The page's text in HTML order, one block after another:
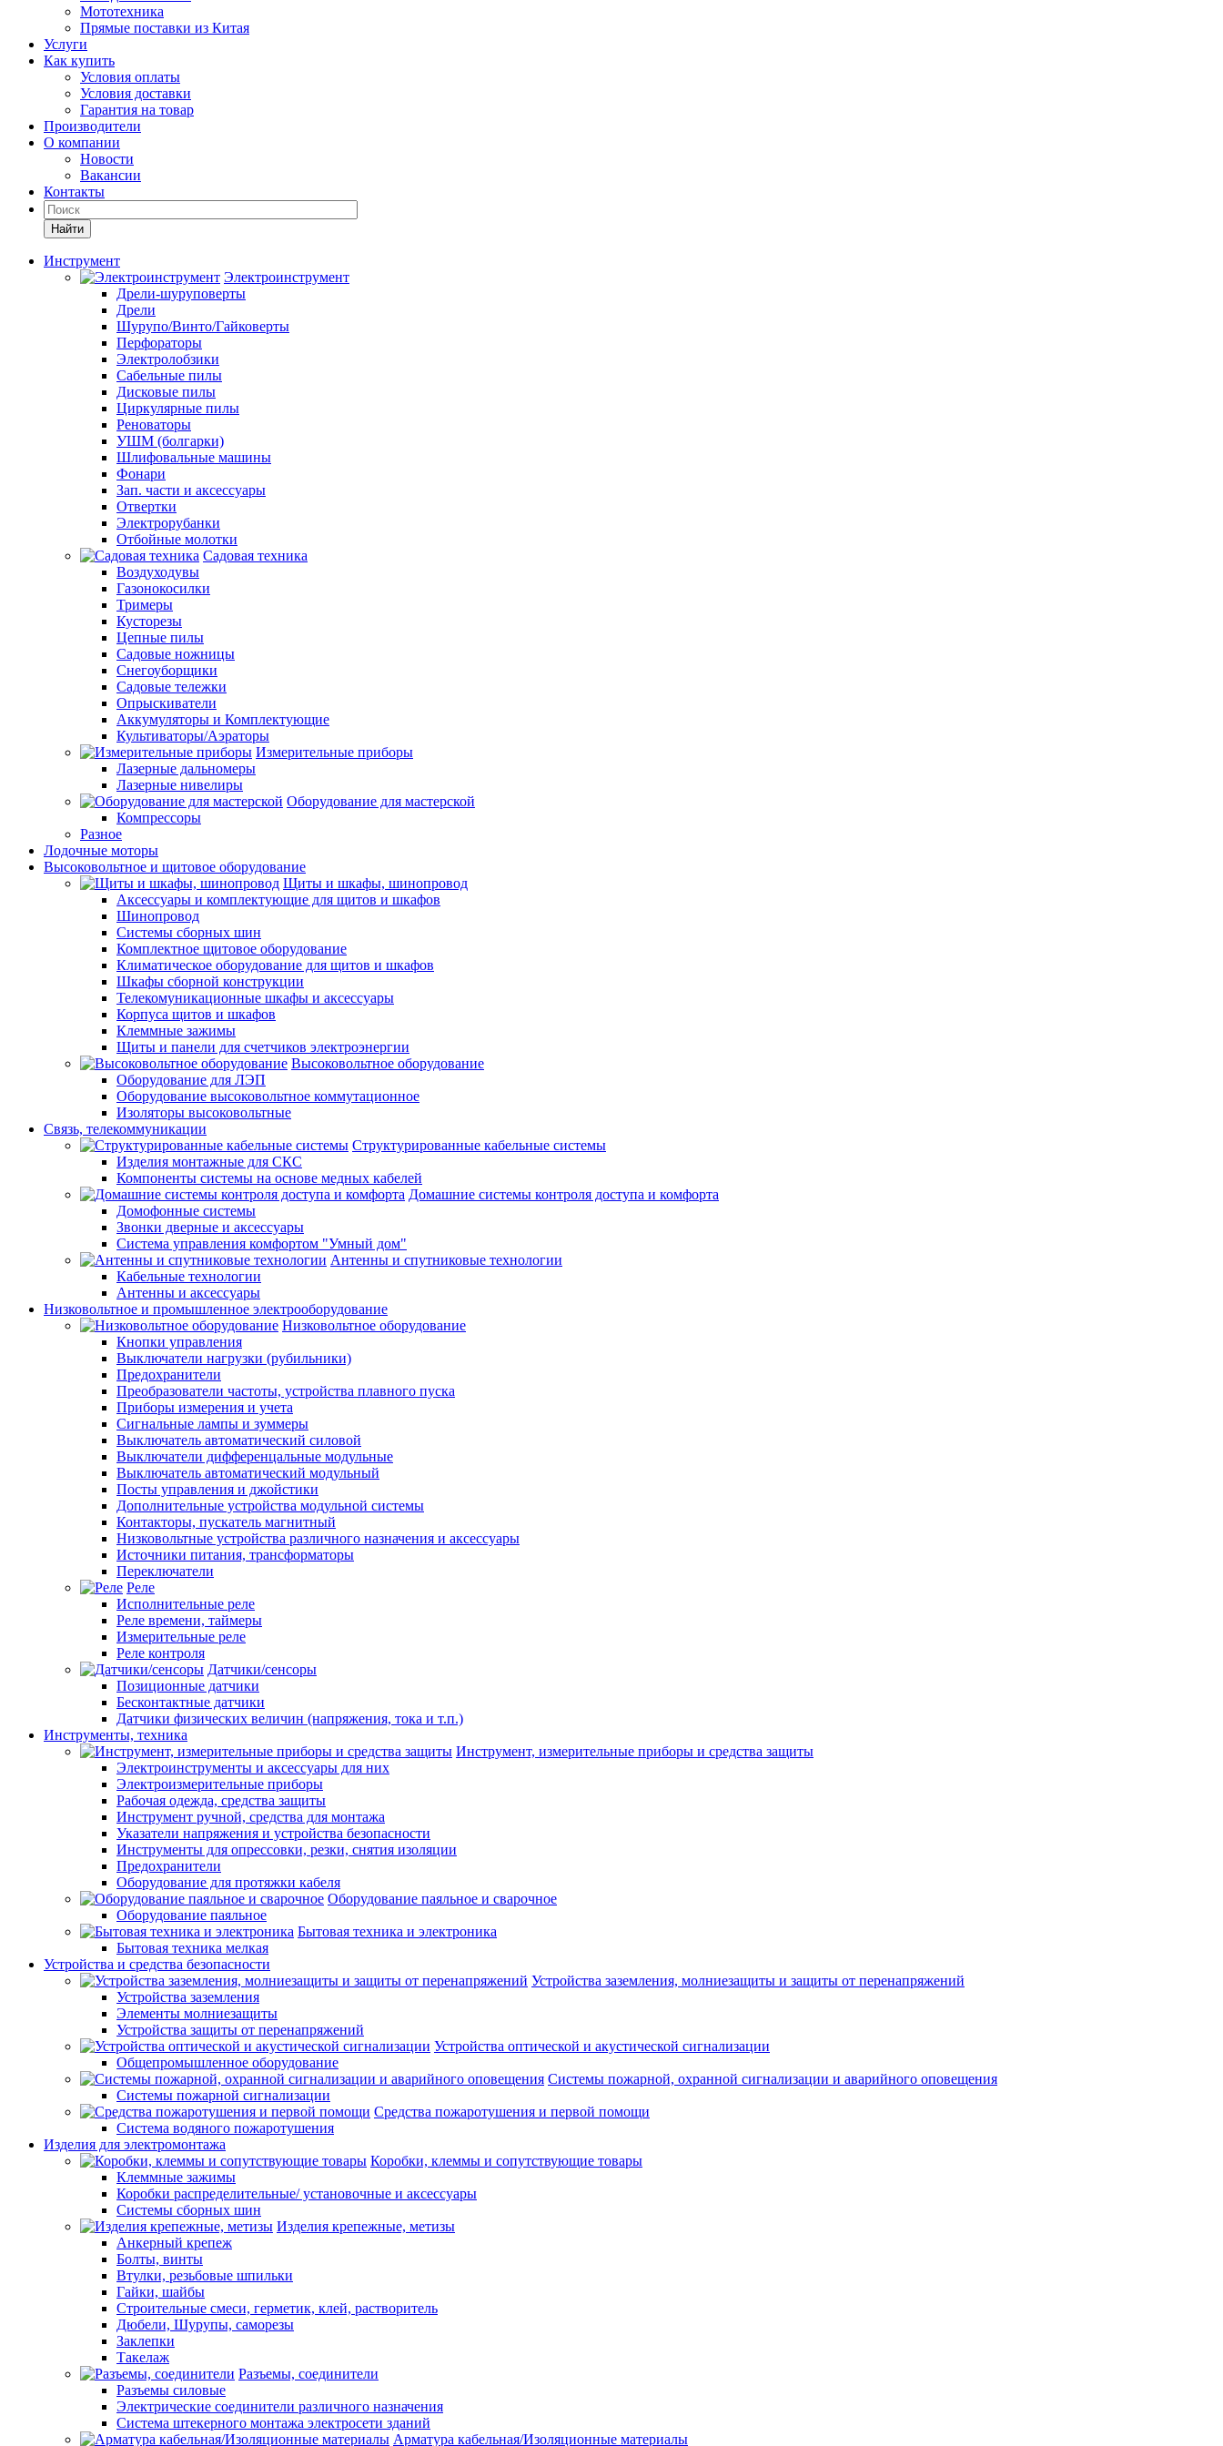
Мототехника
Прямые поставки из Китая
Услуги
Как купить
Условия оплаты
Условия доставки
Гарантия на товар
Производители
О компании
Новости
Вакансии
Контакты
Найти
Инструмент
Электроинструмент
Дрели-шуруповерты
Дрели
Шурупо/Винто/Гайковерты
Перфораторы
Электролобзики
Сабельные пилы
Дисковые пилы
Циркулярные пилы
Реноваторы
УШМ (болгарки)
Шлифовальные машины
Фонари
Зап. части и аксессуары
Отвертки
Электрорубанки
Отбойные молотки
Садовая техника
Воздуходувы
Газонокосилки
Тримеры
Кусторезы
Цепные пилы
Садовые ножницы
Снегоуборщики
Садовые тележки
Опрыскиватели
Аккумуляторы и Комплектующие
Культиваторы/Аэраторы
Измерительные приборы
Лазерные дальномеры
Лазерные нивелиры
Оборудование для мастерской
Компрессоры
Разное
Лодочные моторы
Высоковольтное и щитовое оборудование
Щиты и шкафы, шинопровод
Аксессуары и комплектующие для щитов и шкафов
Шинопровод
Системы сборных шин
Комплектное щитовое оборудование
Климатическое оборудование для щитов и шкафов
Шкафы сборной конструкции
Телекомуникационные шкафы и аксессуары
Корпуса щитов и шкафов
Клеммные зажимы
Щиты и панели для счетчиков электроэнергии
Высоковольтное оборудование
Оборудование для ЛЭП
Оборудование высоковольтное коммутационное
Изоляторы высоковольтные
Связь, телекоммуникации
Структурированные кабельные системы
Изделия монтажные для СКС
Компоненты системы на основе медных кабелей
Домашние системы контроля доступа и комфорта
Домофонные системы
Звонки дверные и аксессуары
Система управления комфортом "Умный дом"
Антенны и спутниковые технологии
Кабельные технологии
Антенны и аксессуары
Низковольтное и промышленное электрооборудование
Низковольтное оборудование
Кнопки управления
Выключатели нагрузки (рубильники)
Предохранители
Преобразователи частоты, устройства плавного пуска
Приборы измерения и учета
Сигнальные лампы и зуммеры
Выключатель автоматический силовой
Выключатели дифференцальные модульные
Выключатель автоматический модульный
Посты управления и джойстики
Дополнительные устройства модульной системы
Контакторы, пускатель магнитный
Низковольтные устройства различного назначения и аксессуары
Источники питания, трансформаторы
Переключатели
Реле
Исполнительные реле
Реле времени, таймеры
Измерительные реле
Реле контроля
Датчики/сенсоры
Позиционные датчики
Бесконтактные датчики
Датчики физических величин (напряжения, тока и т.п.)
Инструменты, техника
Инструмент, измерительные приборы и средства защиты
Электроинструменты и аксессуары для них
Электроизмерительные приборы
Рабочая одежда, средства защиты
Инструмент ручной, средства для монтажа
Указатели напряжения и устройства безопасности
Инструменты для опрессовки, резки, снятия изоляции
Предохранители
Оборудование для протяжки кабеля
Оборудование паяльное и сварочное
Оборудование паяльное
Бытовая техника и электроника
Бытовая техника мелкая
Устройства и средства безопасности
Устройства заземления, молниезащиты и защиты от перенапряжений
Устройства заземления
Элементы молниезащиты
Устройства защиты от перенапряжений
Устройства оптической и акустической сигнализации
Общепромышленное оборудование
Системы пожарной, охранной сигнализации и аварийного оповещения
Системы пожарной сигнализации
Средства пожаротушения и первой помощи
Система водяного пожаротушения
Изделия для электромонтажа
Коробки, клеммы и сопутствующие товары
Клеммные зажимы
Коробки распределительные/ установочные и аксессуары
Системы сборных шин
Изделия крепежные, метизы
Анкерный крепеж
Болты, винты
Втулки, резьбовые шпильки
Гайки, шайбы
Строительные смеси, герметик, клей, растворитель
Дюбели, Шурупы, саморезы
Заклепки
Такелаж
Разъемы, соединители
Разъемы силовые
Электрические соединители различного назначения
Система штекерного монтажа электросети зданий
Арматура кабельная/Изоляционные материалы